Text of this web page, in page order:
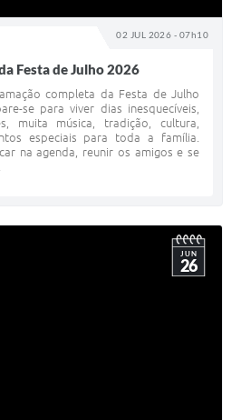
02 JUL 2026 - 07h10
Festa de Julho 2026
completa da Festa de Julho
se para viver dias inesquecíveis,
muita música, tradição, cultura,
especiais para toda a família.
na agenda, reunir os amigos e se
JUN
26